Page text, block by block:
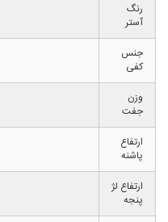
رنگ
آستر
جنس
کفی
وزن
جفت
ارتفاع
پاشنه
ارتفاع لژ
پنجه